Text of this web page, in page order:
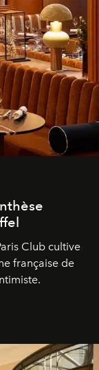
Club cultive
française de